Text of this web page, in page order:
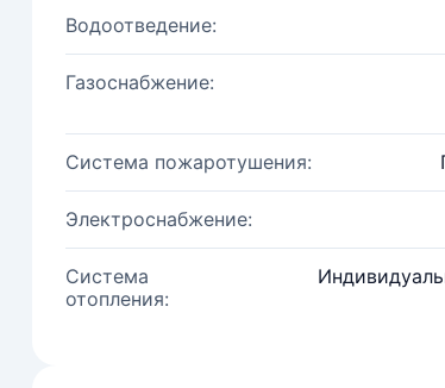
Водоотведение:
Газоснабжение:
Система пожаротушения:
Электроснабжение:
Система
отопления: